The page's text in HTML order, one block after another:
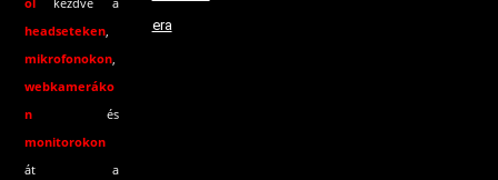
headseteken,
mikrofonokon,
webkameráko
n és
monitorokon
át a
era